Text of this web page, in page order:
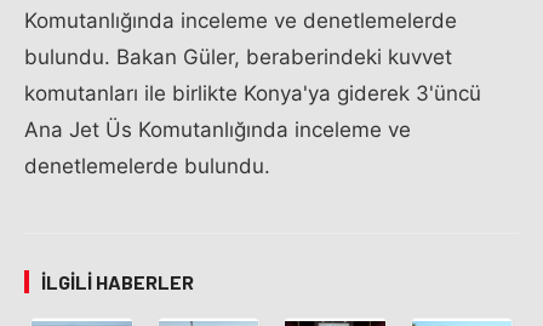
Komutanlığında inceleme ve denetlemelerde
bulundu. Bakan Güler, beraberindeki kuvvet
komutanları ile birlikte Konya'ya giderek 3'üncü
Ana Jet Üs Komutanlığında inceleme ve
denetlemelerde bulundu.
İLGILI HABERLER